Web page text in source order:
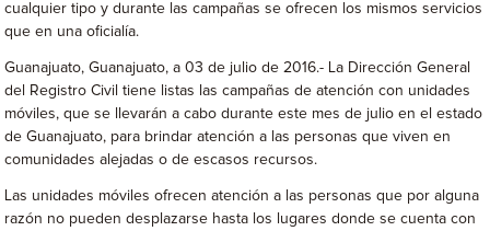
cualquier tipo y durante las campañas se ofrecen los mismos servicios
que en una oficialía.
Guanajuato, Guanajuato, a 03 de julio de 2016.- La Dirección General
del Registro Civil tiene listas las campañas de atención con unidades
móviles, que se llevarán a cabo durante este mes de julio en el estado
de Guanajuato, para brindar atención a las personas que viven en
comunidades alejadas o de escasos recursos.
Las unidades móviles ofrecen atención a las personas que por alguna
razón no pueden desplazarse hasta los lugares donde se cuenta con